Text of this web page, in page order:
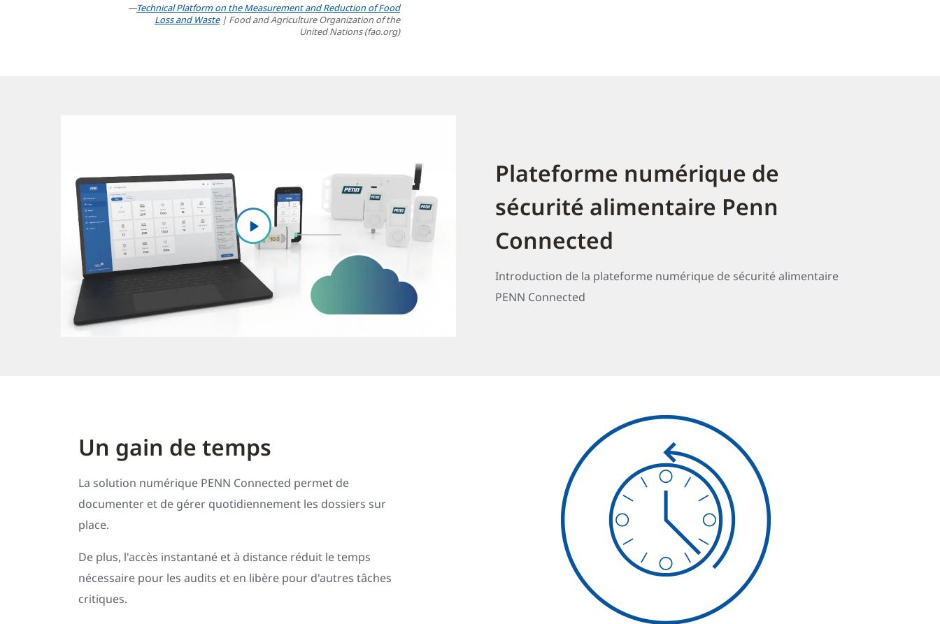
—Technical Platform on the Measurement and Reduction of Food
Loss and Waste| Food and Agriculture Organization of the
United Nations (fao.org)
Plateforme numérique de
sécurité alimentaire Penn
Connected
Introduction de la plateforme numérique de sécurité alimentaire
PENN Connected
Un gain de temps
La solution numérique PENN Connected permet de
documenter et de gérer quotidiennement les dossiers sur
place.
De plus, l'accès instantané et à distance réduit le temps
nécessaire pour les audits et en libère pour d'autres tâches
critiques.